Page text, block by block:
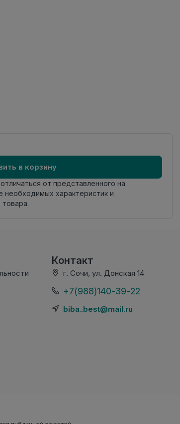
в корзину
от представленного на
необходимых характеристик и
Контакт
г. Сочи, ул. Донская 14
+7(988)140-39-22
biba_best@mail.ru